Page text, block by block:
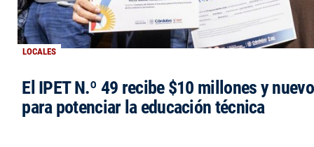
LOCALES
El IPET N.º 49 recibe $10 millones y
para potenciar la educación técnica